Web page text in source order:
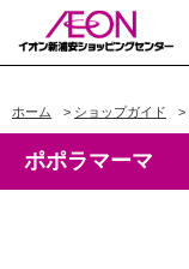
ホーム > ショップガイド >
ポポラマーマ